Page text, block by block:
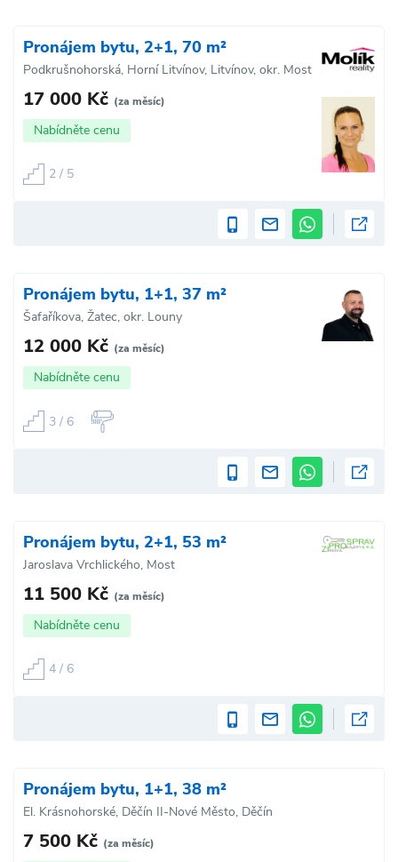
Pronájem bytu, 2+1, 70 m²
Podkrušnohorská, Horní Litvínov, Litvínov, okr. Most
17 000 Kč (za měsíc)
Nabídněte cenu
2 / 5
Pronájem bytu, 1+1, 37 m²
Šafaříkova, Žatec, okr. Louny
12 000 Kč (za měsíc)
Nabídněte cenu
3 / 6
Pronájem bytu, 2+1, 53 m²
Jaroslava Vrchlického, Most
11 500 Kč (za měsíc)
Nabídněte cenu
4 / 6
Pronájem bytu, 1+1, 38 m²
El. Krásnohorské, Děčín II-Nové Město, Děčín
7 500 Kč (za měsíc)